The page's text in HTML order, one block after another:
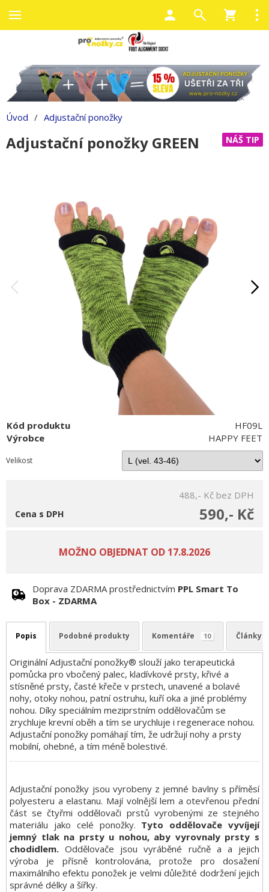
Úvod / Adjustační ponožky
NÁŠ TIP
Adjustační ponožky GREEN
Kód produktu
HF09L
Výrobce
HAPPY FEET
Velikost
488,- Kč bez DPH
590,- Kč
Cena s DPH
Doprava ZDARMA prostřednictvím PPL Smart To
Box - ZDARMA
Popis Podobné produkty Komentáře 10 Články
Originální Adjustační ponožky® slouží jako terapeutická
pomůcka pro vbočený palec, kladívkové prsty, křivé a
stísněné prsty, časté křeče v prstech, unavené a bolavé
nohy, otoky nohou, patní ostruhu, kuří oka a jiné problémy
nohou. Díky speciálním meziprstním oddělovačům se
zrychluje krevní oběh a tím se urychluje i regenerace nohou.
Adjustační ponožky pomáhají tím, že udržují nohy a prsty
mobilní, ohebné, a tím méně bolestivé.
Adjustační ponožky jsou vyrobeny z jemné bavlny s příměsí
polyesteru a elastanu. Mají volnější lem a otevřenou přední
část se čtyřmi oddělovači prstů vyrobenými ze stejného
materiálu jako celé ponožky. Tyto oddělovače vyvíjejí
jemný tlak na prsty u nohou, aby vyrovnaly prsty s
chodidlem.Oddělovače jsou vyráběné ručně a a jejich
výroba je přísně kontrolována, protože pro dosažení
maximálního efektu ponožek je velmi důležité dodržení jejich
správné délky a šířky.